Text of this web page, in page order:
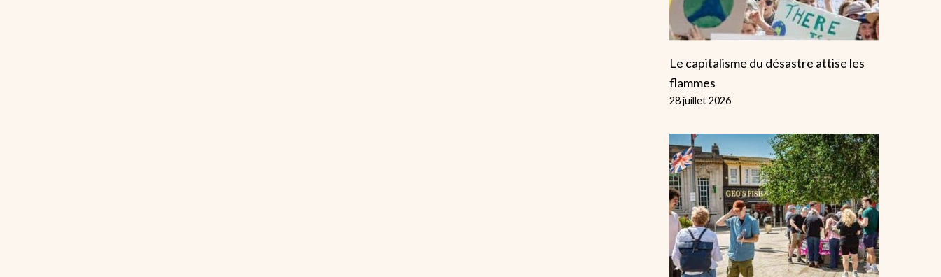
Le capitalisme du désastre attise les
flammes
28 juillet 2026